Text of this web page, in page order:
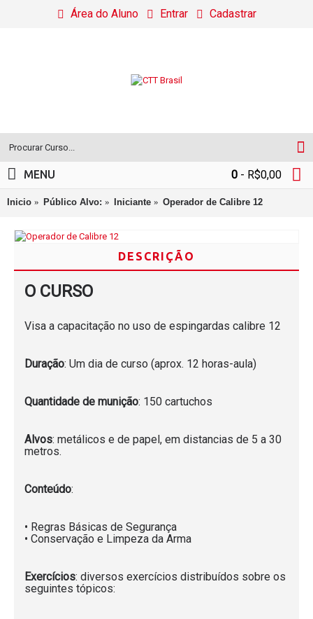
Área do Aluno Entrar Cadastrar
0 - R$0,00
MENU
Inicio Público Alvo: Iniciante Operador de Calibre 12
DESCRIÇÃO
O CURSO
Visa a capacitação no uso de espingardas calibre 12
Duração: Um dia de curso (aprox. 12 horas-aula)
Quantidade de munição: 150 cartuchos
Alvos: metálicos e de papel, em distancias de 5 a 30
metros.
Conteúdo:
• Regras Básicas de Segurança
• Conservação e Limpeza da Arma
Exercícios: diversos exercícios distribuídos sobre os
seguintes tópicos: